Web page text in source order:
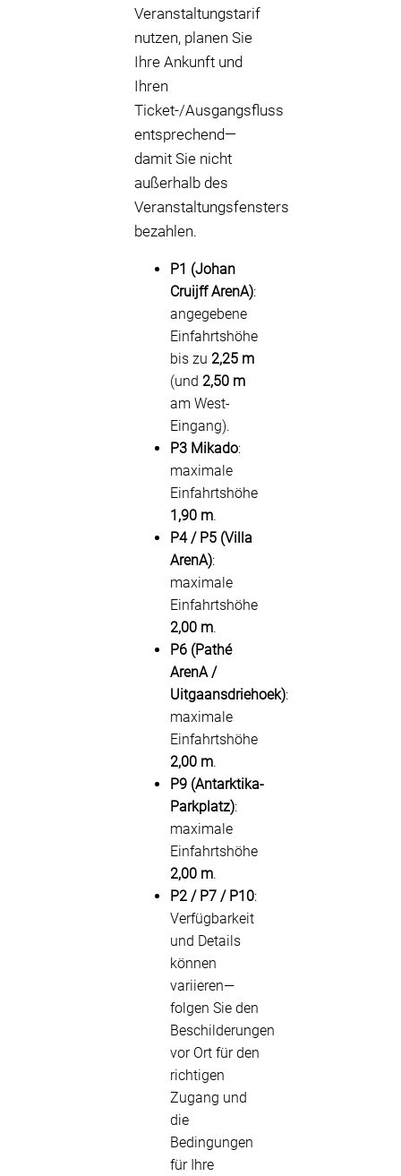
Veranstaltungstarif
nutzen, planen Sie
Ihre Ankunft und
Ihren
Ticket-/Ausgangsfluss
entsprechend—
damit Sie nicht
außerhalb des
Veranstaltungsfensters
bezahlen.
P1 (Johan
Cruijff ArenA):
angegebene
Einfahrtshöhe
bis zu 2,25 m
(und 2,50 m
am West-
Eingang).
P3 Mikado:
maximale
Einfahrtshöhe
1,90 m.
P4 / P5 (Villa
ArenA):
maximale
Einfahrtshöhe
2,00 m.
P6 (Pathé
ArenA /
Uitgaansdriehoek):
maximale
Einfahrtshöhe
2,00 m.
P9 (Antarktika-
Parkplatz):
maximale
Einfahrtshöhe
2,00 m.
P2 / P7 / P10:
Verfügbarkeit
und Details
können
variieren—
folgen Sie den
Beschilderungen
vor Ort für den
richtigen
Zugang und
die
Bedingungen
für Ihre